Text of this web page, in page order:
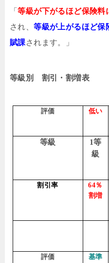
「等級が下がるほど保険料
され、等級が上がるほど保
賦課されます。」
等級別 割引・割増表
評価 低い
等級 1等
級
割引率 64％
割増
評価 基準